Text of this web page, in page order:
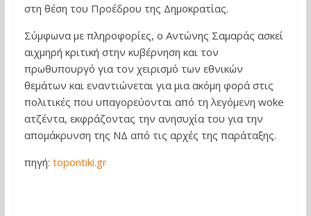
στη θέση του Προέδρου της Δημοκρατίας.
Σύμφωνα με πληροφορίες, ο Αντώνης Σαμαράς ασκεί
αιχμηρή κριτική στην κυβέρνηση και τον
πρωθυπουργό για τον χειρισμό των εθνικών
θεμάτων και εναντιώνεται για μια ακόμη φορά στις
πολιτικές που υπαγορεύονται από τη λεγόμενη woke
ατζέντα, εκφράζοντας την ανησυχία του για την
απομάκρυνση της ΝΔ από τις αρχές της παράταξης.
πηγή: topontiki.gr